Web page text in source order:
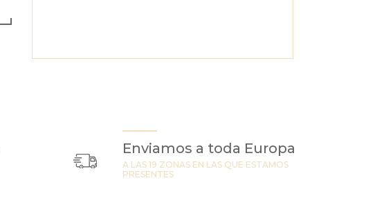
Enviamos a toda Europa
A LAS 19 ZONAS EN LAS QUE ESTAMOS
PRESENTES